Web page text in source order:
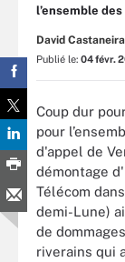
l’ensemble
David
Publié le: 04 févr.
Coup dur
pour
d'appel de
démontage
Télécom
demi-Lune)
de
riverains qui